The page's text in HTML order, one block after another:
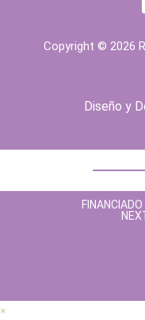
Copyright © 2026
Diseño y
×